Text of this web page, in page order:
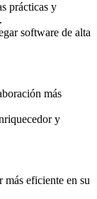
prácticas y
software de alta
más
y
eficiente en su